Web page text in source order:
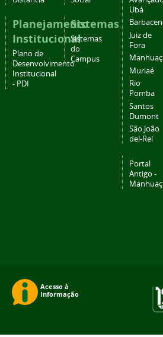
Planejamento
Institucional
Plano de
Desenvolvimento
Institucional
- PDI
Sistemas
Sistemas
do
Campus
Ubá
Juiz de
Fora
Muriaé
Rio
Pomba
Santos
Dumont
São João
del-Rei
Portal
Antigo -